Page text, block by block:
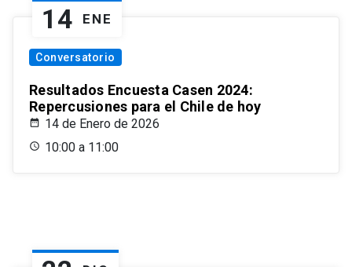
14 ENE
Conversatorio
Resultados Encuesta Casen 2024:
Repercusiones para el Chile de hoy
14 de Enero de 2026
10:00 a 11:00